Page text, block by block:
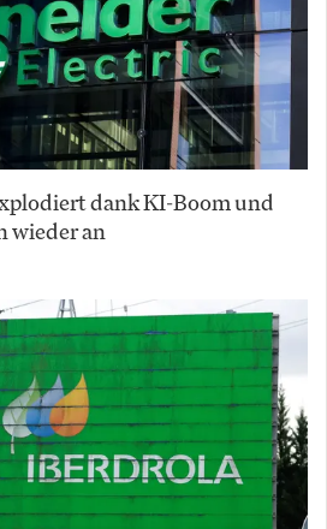
dank KI-Boom und
wieder an